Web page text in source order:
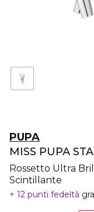
PUPA
MISS PUPA
Rossetto Ultra
Scintillante
12 punti fedeltà